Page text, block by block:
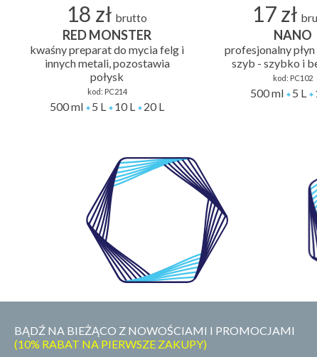
18 zł brutto
RED MONSTER
kwaśny preparat do mycia felg i
innych metali, pozostawia
połysk
kod: PC214
500 ml 5 L 10 L 20 L
17 zł
NANO
profesjonalny
szyb - szybko i
kod: PC102
500 ml 5 L
BĄDŹ NA BIEŻĄCO Z NOWOŚCIAMI I PROMOCJAMI
(10% RABAT NA PIERWSZE ZAKUPY)